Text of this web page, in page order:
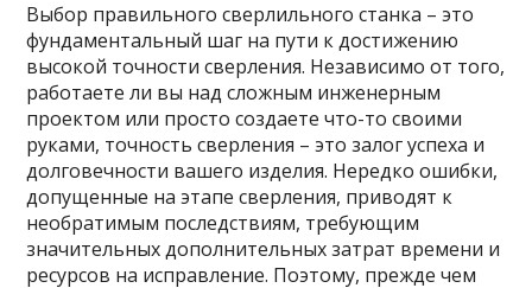
Выбор правильного сверлильного станка – это
фундаментальный шаг на пути к достижению
высокой точности сверления. Независимо от того,
работаете ли вы над сложным инженерным
проектом или просто создаете что-то своими
руками, точность сверления – это залог успеха и
долговечности вашего изделия. Нередко ошибки,
допущенные на этапе сверления, приводят к
необратимым последствиям, требующим
значительных дополнительных затрат времени и
ресурсов на исправление. Поэтому, прежде чем